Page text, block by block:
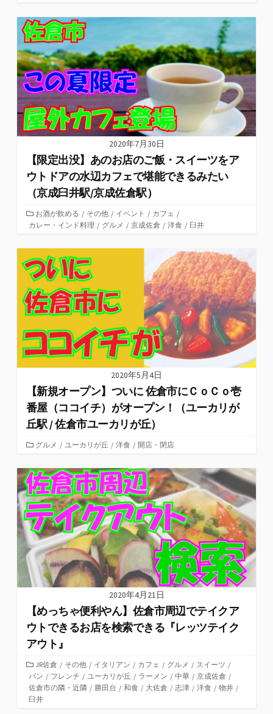
ゴ
リ
ー
2020年7月30日
【限定出没】あのお店のご飯・スイーツをア
ウトドアの水辺カフェで堪能できるみたい
（京成臼井駅/京成佐倉駅）
カ
テ
リ
ー
お酒が飲める / その他 / イベント / カフェ /
カレー・インド料理 / グルメ / 京成佐倉 / 洋食 / 臼井
2020年5月4日
【新規オープン】ついに 佐倉市にＣｏＣｏ壱
番屋（ココイチ）がオープン！（ユーカリが
丘駅 / 佐倉市ユーカリが丘）
カ
ゴ
リ
ー
グルメ / ユーカリが丘 / 洋食 / 開店・閉店
2020年4月21日
【めっちゃ便利やん】佐倉市周辺でテイクア
ウトできるお店を検索できる『レッツテイク
アウト』
カ
テ
ゴ
リ
JR佐倉 / その他 / イタリアン / カフェ / グルメ / スイーツ /
パン / フレンチ / ユーカリが丘 / ラーメン / 中華 / 京成佐倉 /
佐倉市の隣・近隣 / 勝田台 / 和食 / 大佐倉 / 志津 / 洋食 / 物井 /
臼井